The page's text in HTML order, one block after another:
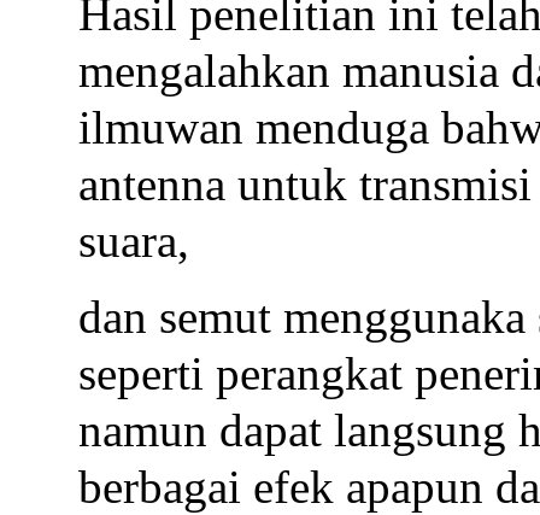
Hasil penelitian ini
mengalahkan manusia
ilmuwan menduga
antenna untuk
suara,
dan semut
seperti perangkat
namun dapat langsung
berbagai efek apapun